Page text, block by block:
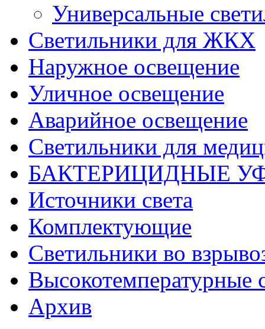
Универсальные
Светильники для ЖКХ
Наружное освещение
Уличное освещение
Аварийное освещение
Светильники для
БАКТЕРИЦИДНЫЕ
Источники света
Комплектующие
Светильники во
Высокотемпературные
Архив